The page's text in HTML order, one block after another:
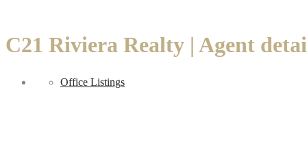
Office Listings
Sell
C21 Riviera Realty | Agent